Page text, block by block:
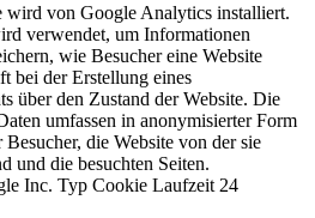
wird von Google Analytics installiert.
verwendet, um Informationen
wie Besucher eine Website
bei der Erstellung eines
über den Zustand der Website. Die
umfassen in anonymisierter Form
die Website von der sie
und die besuchten Seiten.
Inc. Typ Cookie Laufzeit 24